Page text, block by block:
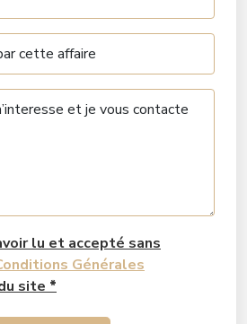
lu et accepté sans
Générales
site *